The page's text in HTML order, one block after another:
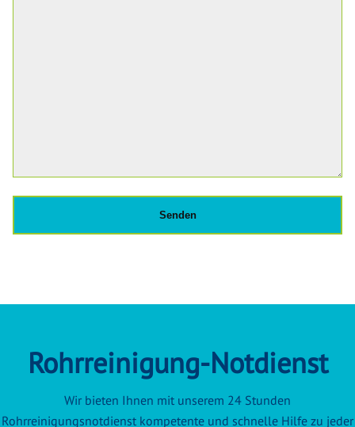
Rohrreinigung-Notdienst
Wir bieten Ihnen mit unserem 24 Stunden
Rohrreinigungsnotdienst kompetente und schnelle Hilfe zu jeder